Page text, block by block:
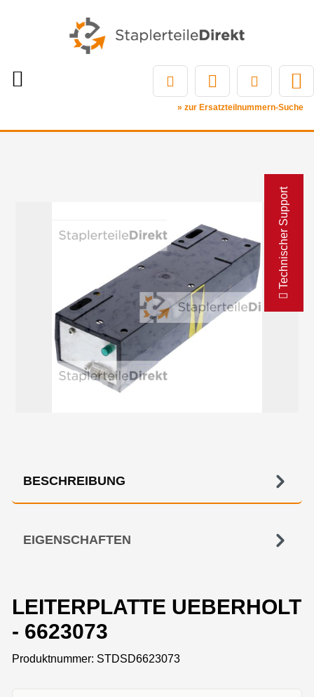
Technischer Support
» zur Ersatzteilnummern-Suche
BESCHREIBUNG
EIGENSCHAFTEN
LEITERPLATTE UEBERHOLT
- 6623073
Produktnummer: STDSD6623073